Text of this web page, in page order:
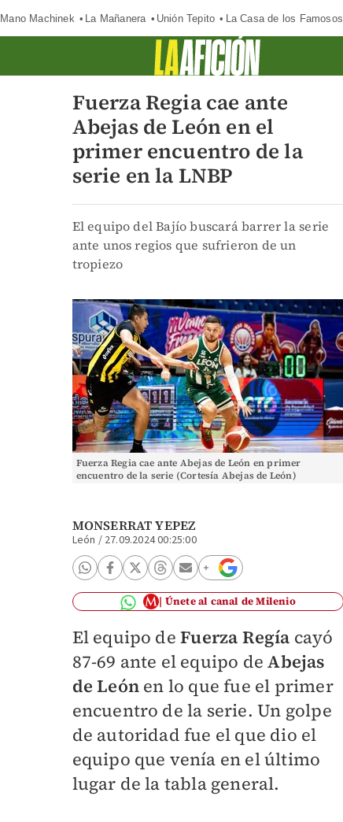
Mano Machinek La Mañanera Unión Tepito La Casa de los Famosos
Fuerza Regia cae ante
Abejas de León en el
primer encuentro de la
serie en la LNBP
El equipo del Bajío buscará barrer la serie
ante unos regios que sufrieron de un
tropiezo
Fuerza Regia cae ante Abejas de León en primer
encuentro de la serie (Cortesía Abejas de León)
MONSERRAT YEPEZ
León / 27.09.2024 00:25:00
Únete al canal de Milenio
El equipo deFuerza Regía cayó
87-69 ante el equipo deAbejas
de Leónen lo que fue el primer
encuentro de la serie. Un golpe
de autoridad fue el que dio el
equipo que venía en el último
lugar de la tabla general.